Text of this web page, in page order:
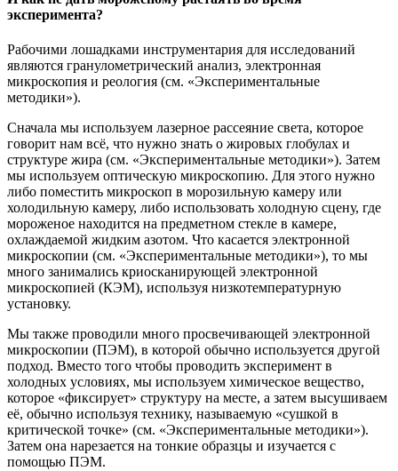
эксперимента?
Рабочими лошадками инструментария для исследований
являются гранулометрический анализ, электронная
микроскопия и реология (см. «Экспериментальные
методики»).
Сначала мы используем лазерное рассеяние света, которое
говорит нам всё, что нужно знать о жировых глобулах и
структуре жира (см. «Экспериментальные методики»). Затем
мы используем оптическую микроскопию. Для этого нужно
либо поместить микроскоп в морозильную камеру или
холодильную камеру, либо использовать холодную сцену, где
мороженое находится на предметном стекле в камере,
охлаждаемой жидким азотом. Что касается электронной
микроскопии (см. «Экспериментальные методики»), то мы
много занимались криосканирующей электронной
микроскопией (КЭМ), используя низкотемпературную
установку.
Мы также проводили много просвечивающей электронной
микроскопии (ПЭМ), в которой обычно используется другой
подход. Вместо того чтобы проводить эксперимент в
холодных условиях, мы используем химическое вещество,
которое «фиксирует» структуру на месте, а затем высушиваем
её, обычно используя технику, называемую «сушкой в
критической точке» (см. «Экспериментальные методики»).
Затем она нарезается на тонкие образцы и изучается с
помощью ПЭМ.